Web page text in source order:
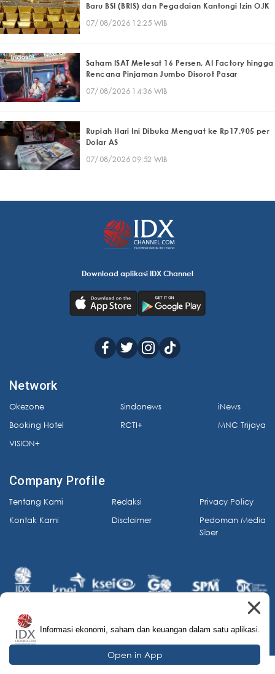
Baru BSI (BRIS) dan Pegadaian Kantongi Izin OJK
07/08/2026 12:25 WIB
Saham ISAT Melesat 16 Persen, AI Factory hingga
Rencana Pinjaman Jumbo Disorot Pasar
07/08/2026 14:36 WIB
Rupiah Hari Ini Dibuka Menguat ke Rp17.905 per
Dolar AS
07/08/2026 09:52 WIB
Download aplikasi IDX Channel
Network
Okezone
Booking Hotel
VISION+
Sindonews
RCTI+
iNews
MNC Trijaya
Company Profile
Tentang Kami
Kontak Kami
Redaksi
Disclaimer
Privacy Policy
Pedoman Media
Siber
© 2026 IDX Channel. All Rights Reserved.
Informasi ekonomi, saham dan keuangan dalam satu aplikasi.
Open in App